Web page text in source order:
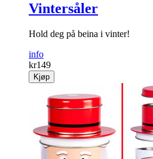
Vintersåler
Hold deg på beina i vinter!
info
kr149
Kjøp